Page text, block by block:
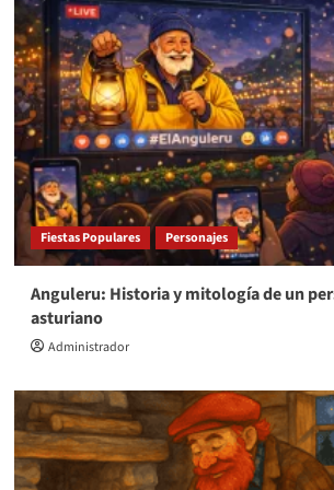
Fiestas Populares Personajes
Anguleru: Historia y mitología de un
asturiano
Administrador